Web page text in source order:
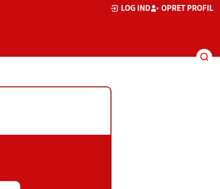
LOG IND OPRET PROFIL